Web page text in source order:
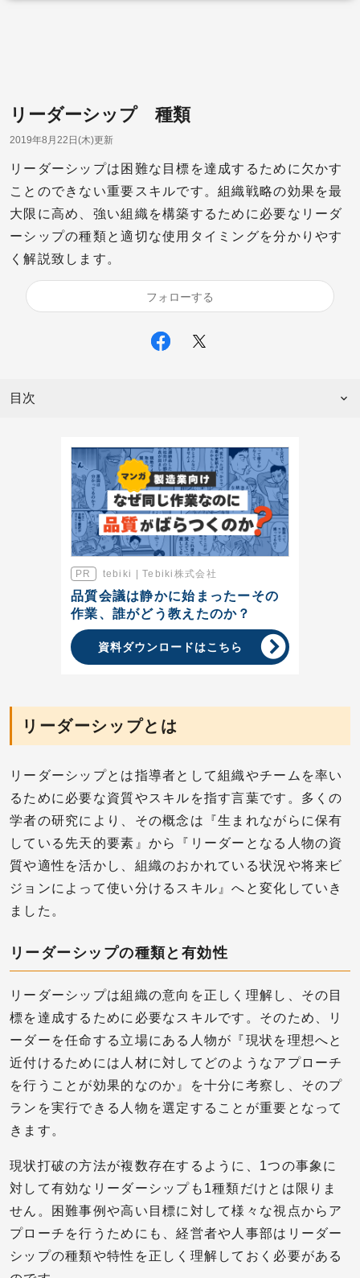
リーダーシップ 種類
2019年8月22日(木)更新
リーダーシップは困難な目標を達成するために欠かす
ことのできない重要スキルです。組織戦略の効果を最
大限に高め、強い組織を構築するために必要なリーダ
ーシップの種類と適切な使用タイミングを分かりやす
く解説致します。
フォローする
目次
tebiki | Tebiki株式会社
品質会議は静かに始まったーその
作業、誰がどう教えたのか？
資料ダウンロードはこちら
リーダーシップとは
リーダーシップとは指導者として組織やチームを率い
るために必要な資質やスキルを指す言葉です。多くの
学者の研究により、その概念は『生まれながらに保有
している先天的要素』から『リーダーとなる人物の資
質や適性を活かし、組織のおかれている状況や将来ビ
ジョンによって使い分けるスキル』へと変化していき
ました。
リーダーシップの種類と有効性
リーダーシップは組織の意向を正しく理解し、その目
標を達成するために必要なスキルです。そのため、リ
ーダーを任命する立場にある人物が『現状を理想へと
近付けるためには人材に対してどのようなアプローチ
を行うことが効果的なのか』を十分に考察し、そのプ
ランを実行できる人物を選定することが重要となって
きます。
現状打破の方法が複数存在するように、1つの事象に
対して有効なリーダーシップも1種類だけとは限りま
せん。困難事例や高い目標に対して様々な視点からア
プローチを行うためにも、経営者や人事部はリーダー
シップの種類や特性を正しく理解しておく必要がある